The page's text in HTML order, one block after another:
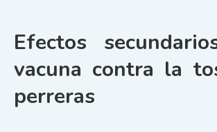
Efectos
vacuna contra la
perreras